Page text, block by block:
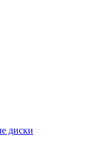
диски